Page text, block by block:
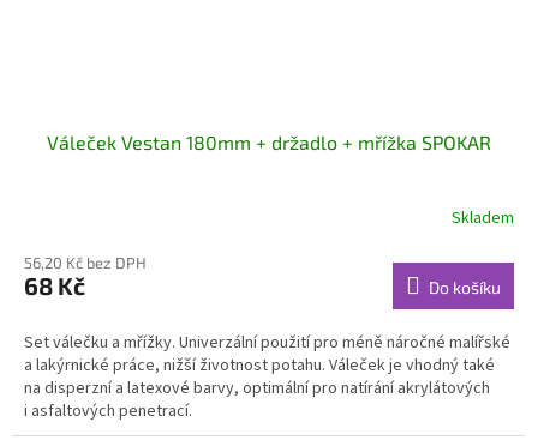
Váleček Vestan 180mm + držadlo + mřížka SPOKAR
Skladem
56,20 Kč bez DPH
68 Kč Do košíku
Set válečku a mřížky. Univerzální použití pro méně náročné malířské
a lakýrnické práce, nižší životnost potahu. Váleček je vhodný také
na disperzní a latexové barvy, optimální pro natírání akrylátových
i asfaltových penetrací.